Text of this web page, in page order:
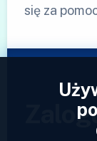
się za